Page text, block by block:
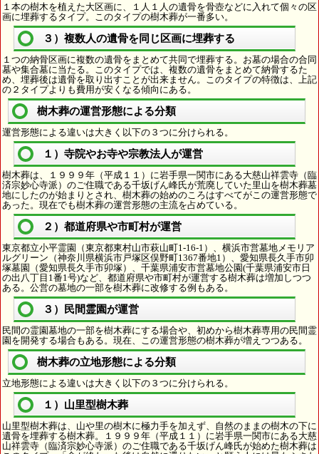
１本の樹木を植えた大区画に、１人１人の遺骨を骨壺などに入れて個々の区
画に埋葬するタイプ。このタイプの樹木葬が一番多い。
３）複数人の遺骨を同じ区画に埋葬する
１つの納骨区画に複数の遺骨をまとめて共同で埋葬する。お墓の場合の合同
墓や集合墓に当たる。このタイプでは、複数の遺骨をまとめて納骨するた
め、埋葬後は遺骨を取り出すことが出来ません。このタイプの特徴は、上記
の２タイプよりも費用が安くなる傾向にある。
樹木葬の運営形態による分類
運営形態による違いは大きく以下の３つに分けられる。
１）寺院やお寺や宗教法人が運営
樹木葬は、１９９９年（平成１１）に岩手県一関市にある大慈山祥雲寺（臨
済宗妙心寺派）のご住職である千坂げん峰氏が荒廃していた里山を樹木葬墓
地にしたのが始まりとされ、樹木葬の始めのころはすべてがこの運営形態で
あった。現在でも樹木葬の運営形態の主流を占めている。
２）都道府県や市町村が運営
東京都立小平霊園（東京都東村山市萩山町1-16-1）、横浜市営墓地メモリア
ルグリーン（神奈川県横浜市戸塚区俣野町1367番地1）、愛知県長久手市卯
塚墓園（愛知県長久手市卯塚）、千葉県浦安市営墓地公園(千葉県浦安市日
の出八丁目1番1号)など、都道府県や市町村が運営する樹木葬は増加しつつ
ある。公営の墓地の一部を樹木葬に改修する例もある。
３）民間霊園が運営
民間の霊園墓地の一部を樹木葬にする場合や、初めから樹木葬専用の民間霊
園を開発する場合もある。現在、この運営形態の樹木葬が増えつつある。
樹木葬の立地形態による分類
立地形態による違いは大きく以下の３つに分けられる。
１）山里型樹木葬
山里型樹木葬は、山や里の樹木に極力手を加えず、自然のままの樹木の下に
遺骨を埋葬する樹木葬。１９９９年（平成１１）に岩手県一関市にある大慈
山祥雲寺（臨済宗妙心寺派）のご住職である千坂げん峰氏が始めた樹木葬は